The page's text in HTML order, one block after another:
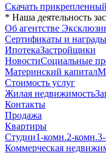
Скачать
* Наша деятельность
Об агентстве
Сертификаты и награды
ИпотекаЗастройщики
НовостиСоциальные
Материнский капитал
Стоимость услуг
Жилая недвижимость
Контакты
Продажа
Квартиры
Студии1-комн.2-комн.
Коммерческая